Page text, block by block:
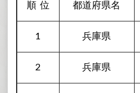
順位 都道府県名
1 兵庫県
2 兵庫県